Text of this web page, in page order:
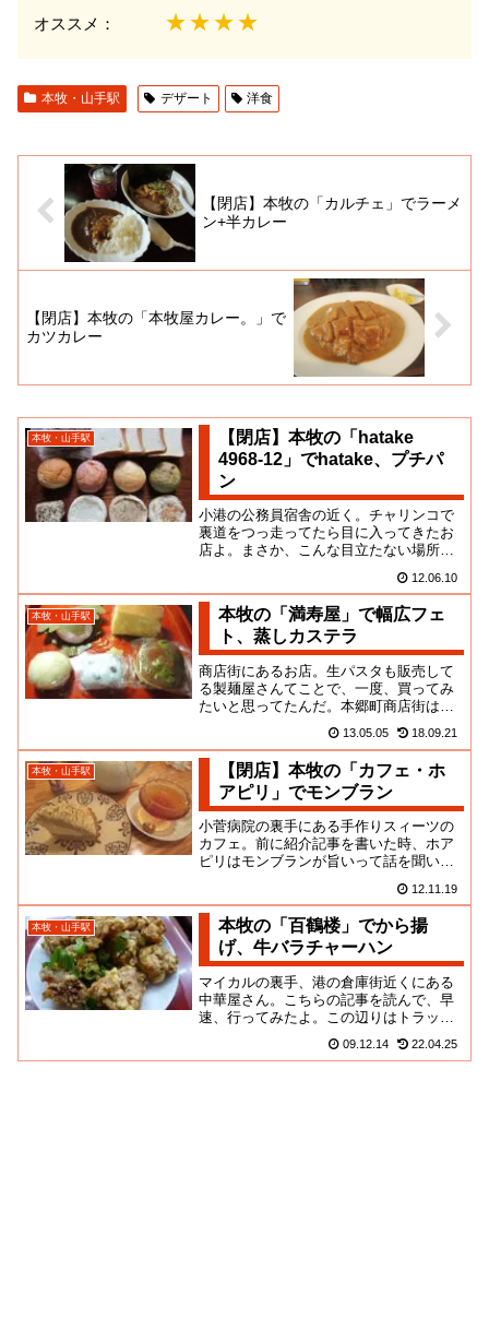
オススメ： ★★★★
本牧・山手駅 デザート 洋食
【閉店】本牧の「カルチェ」でラーメ
ン+半カレー
【閉店】本牧の「本牧屋カレー。」で
カツカレー
本牧・山手駅
【閉店】本牧の「hatake
4968-12」でhatake、プチパ
ン
小港の公務員宿舎の近く。チャリンコで
裏道をつっ走ってたら目に入ってきたお
店よ。まさか、こんな目立たない場所
とは！かわいいお店。かわいいパ...12.06.10
本牧・山手駅
本牧の「満寿屋」で幅広フェ
ト、蒸しカステラ
商店街にあるお店。生パスタも販売して
る製麺屋さんてことで、一度、買ってみ
たいと思ってたんだ。本郷町商店街はよ
大変なので、食材の買い物をし...
13.05.05 18.09.21
本牧・山手駅
【閉店】本牧の「カフェ・ホ
アピリ」でモンブラン
小菅病院の裏手にある手作りスィーツの
カフェ。前に紹介記事を書いた時、ホア
ピリはモンブランが旨いって話を聞いて
だよ！この日は遅い時間に立ち... 12.11.19
本牧・山手駅
本牧の「百鶴楼」でから揚
げ、牛バラチャーハン
マイカルの裏手、港の倉庫街近くにある
中華屋さん。こちらの記事を読んで、早
速、行ってみたよ。この辺りはトラック
私のようなママチャリンカーに...
09.12.14 22.04.25